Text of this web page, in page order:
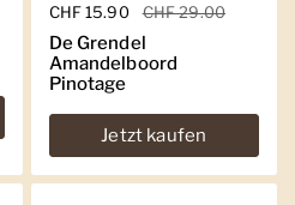
Regulärer Preis
CHF 15.90 Sale-Preis
CHF 29.00
De Grendel
Amandelboord
Pinotage
Jetzt kaufen